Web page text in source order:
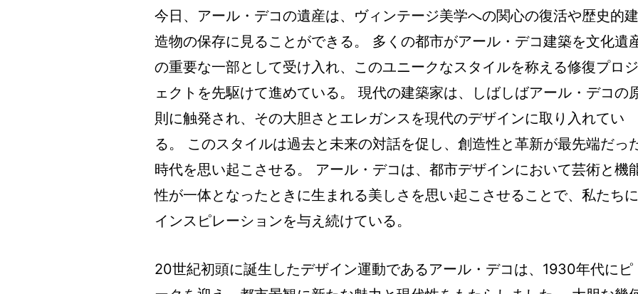
今日、アール・デコの遺産は、ヴィンテージ美学への関心の復活や歴史的建
造物の保存に見ることができる。 多くの都市がアール・デコ建築を文化遺
の重要な一部として受け入れ、このユニークなスタイルを称える修復プロジ
ェクトを先駆けて進めている。 現代の建築家は、しばしばアール・デコの
則に触発され、その大胆さとエレガンスを現代のデザインに取り入れてい
る。 このスタイルは過去と未来の対話を促し、創造性と革新が最先端だっ
時代を思い起こさせる。 アール・デコは、都市デザインにおいて芸術と機
性が一体となったときに生まれる美しさを思い起こさせることで、私たちに
インスピレーションを与え続けている。
20世紀初頭に誕生したデザイン運動であるアール・デコは、1930年代にピ